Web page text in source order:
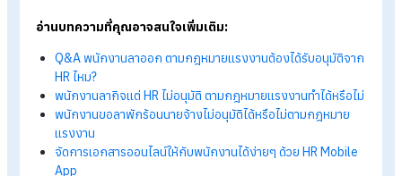
ล่าช้า ติดค้าง หรือตกหล่นระหว่างลำดับขั้นอนุมัติได้ แต่ระบบอนุมัติ
เอกสารออนไลน์นี้จะช่วยลดปัญหาดังกล่าว และเสริมประสิทธิภาพ
มากขึ้น
เพิ่มความรวดเร็วในการดำเนินการ แม้มีผู้อนุมัติ
หลายคน